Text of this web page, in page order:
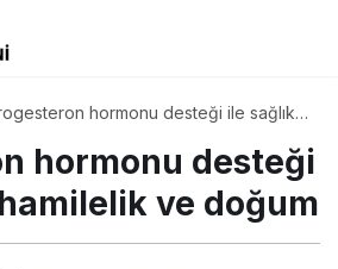
hormonu desteği ile sağlıklı
hormonu desteği
hamilelik ve doğum